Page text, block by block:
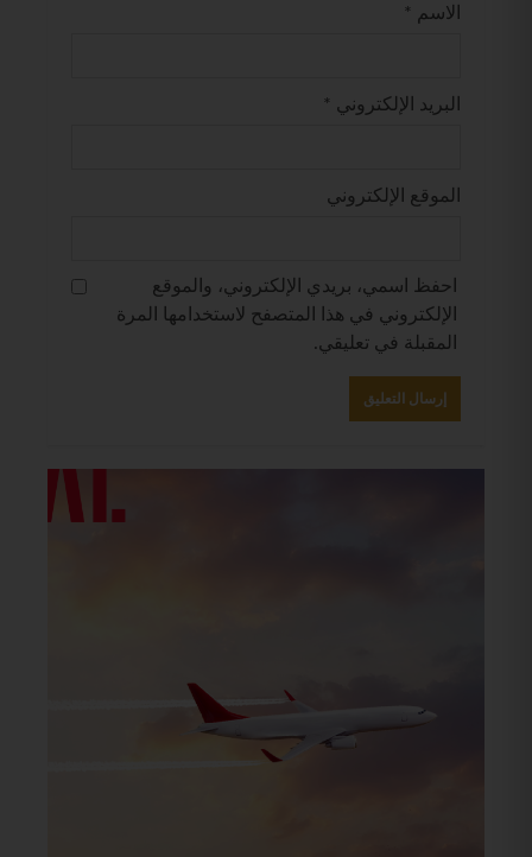
الاسم *
البريد الإلكتروني *
الموقع الإلكتروني
احفظ اسمي، بريدي الإلكتروني، والموقع
الإلكتروني في هذا المتصفح لاستخدامها المرة
المقبلة في تعليقي.